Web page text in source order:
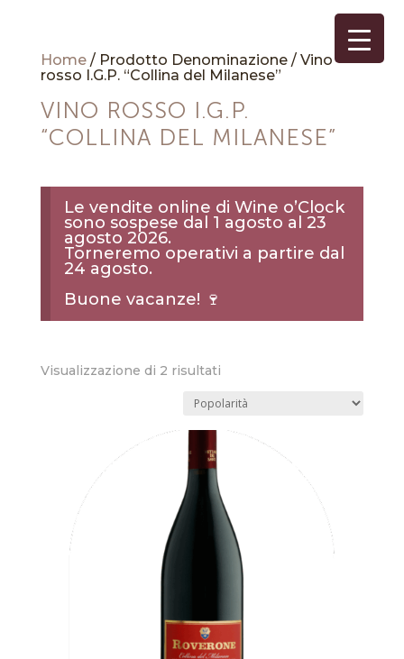
Home/ Prodotto Denominazione / Vino
rosso I.G.P. “Collina del Milanese”
VINO ROSSO I.G.P.
“COLLINA DEL MILANESE”
Le vendite online di Wine o’Clock
sono sospese dal 1 agosto al 23
agosto 2026.
Torneremo operativi a partire dal
24 agosto.
Buone vacanze! 🍷
Visualizzazione di 2 risultatiPopolarità